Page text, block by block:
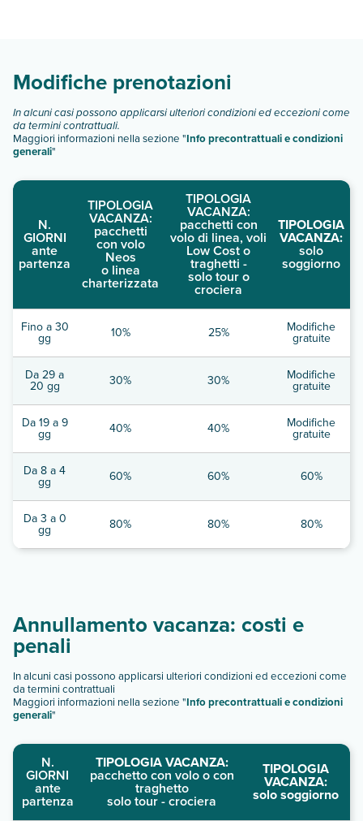
Modifiche prenotazioni
In alcuni casi possono applicarsi ulteriori condizioni ed eccezioni come
da termini contrattuali.
Maggiori informazioni nella sezione "Info precontrattuali e condizioni
generali"
N.
GIORNI
ante
partenza
TIPOLOGIA
VACANZA:
pacchetti
con volo
Neos
o linea
charterizzata
TIPOLOGIA
VACANZA:
pacchetti con
volo di linea, voli
Low Cost o
traghetti -
solo tour o
crociera
TIPOLOGIA
VACANZA:
solo
soggiorno
Fino a 30
gg 10% 25% Modifiche
gratuite
Da 29 a
20 gg 30% 30% Modifiche
gratuite
Da 19 a 9
gg 40% 40% Modifiche
gratuite
Da 8 a 4
gg 60% 60% 60%
Da 3 a 0
gg 80% 80% 80%
Annullamento vacanza: costi e
penali
In alcuni casi possono applicarsi ulteriori condizioni ed eccezioni come
da termini contrattuali
Maggiori informazioni nella sezione "Info precontrattuali e condizioni
generali"
N.
GIORNI
ante
partenza
TIPOLOGIA VACANZA:
pacchetto con volo o con
traghetto
solo tour - crociera
TIPOLOGIA
VACANZA:
solo soggiorno